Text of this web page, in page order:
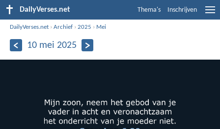
DailyVerses.net Thema's Inschrijven
DailyVerses.net ›Archief ›2025 › Mei
10 mei 2025